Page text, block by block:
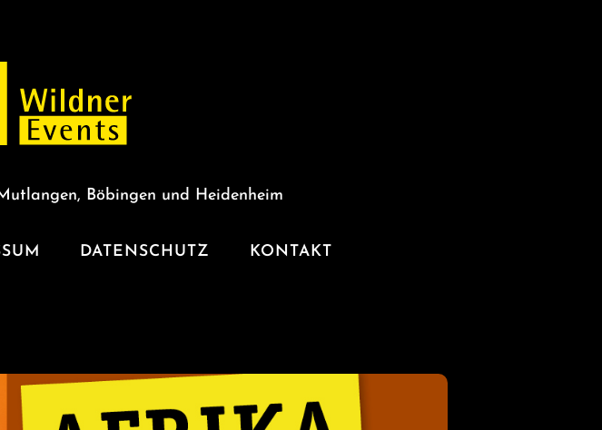
Böbingen und Heidenheim
DATENSCHUTZ KONTAKT